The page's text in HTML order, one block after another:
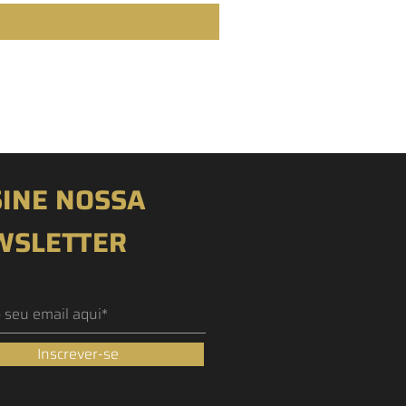
NOSSA
Inscrever-se